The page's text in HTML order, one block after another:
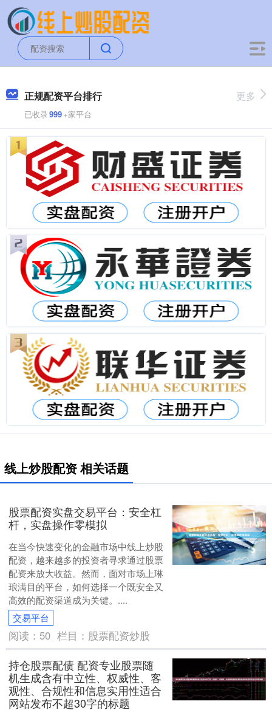
正规配资平台排行
已收录999+家平台
更多
线上炒股配资 相关话题
股票配资实盘交易平台：安全杠
杆，实盘操作零模拟
在当今快速变化的金融市场中线上炒股
配资，越来越多的投资者寻求通过股票
配资来放大收益。然而，面对市场上琳
琅满目的平台，如何选择一个既安全又
高效的配资渠道成为关键。....
交易平台
阅读： 50 栏目： 股票配资炒股
持仓股票配债 配资专业股票随
机生成含有中立性、权威性、客
观性、合规性和信息实用性适合
网站发布不超30字的标题